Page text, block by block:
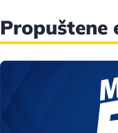
Propuštene